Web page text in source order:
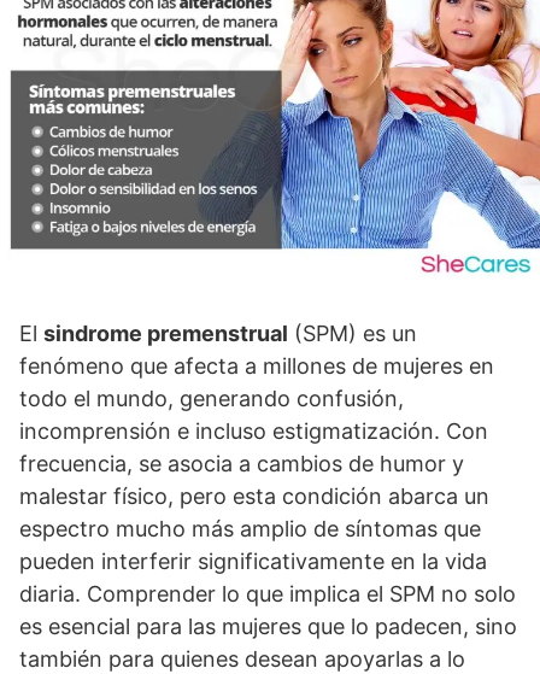
El sindrome premenstrual (SPM) es un
fenómeno que afecta a millones de mujeres en
todo el mundo, generando confusión,
incomprensión e incluso estigmatización. Con
frecuencia, se asocia a cambios de humor y
malestar fí­sico, pero esta condición abarca un
espectro mucho más amplio de sí­ntomas que
pueden interferir significativamente en la vida
diaria. Comprender lo que implica el SPM no solo
es esencial para las mujeres que lo padecen, sino
también para quienes desean apoyarlas a lo